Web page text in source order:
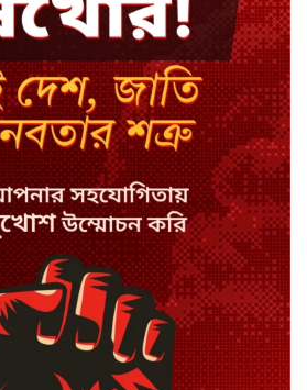
ইবির ৪৪ শিক্ষকের বিরুদ্ধে
রাষ্ট্রবিরোধিতার তদন্ত কমিটি
বাংলাদেশে চালু হলো থাই কফি চেইন
ক্যাফে আমাজন
হাসিনাকে সুযোগ দিয়ে সার্বভৌমত্বে
আঘাত: রিজভী
ডিজিটাল ভূমি সেবায় জবাবদিহি
নিশ্চিতের নির্দেশ